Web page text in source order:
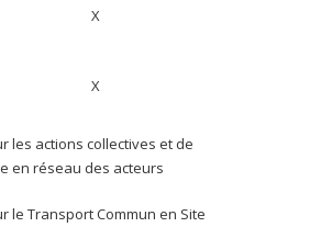
X
X
les actions collectives et de
en réseau des acteurs
le Transport Commun en Site